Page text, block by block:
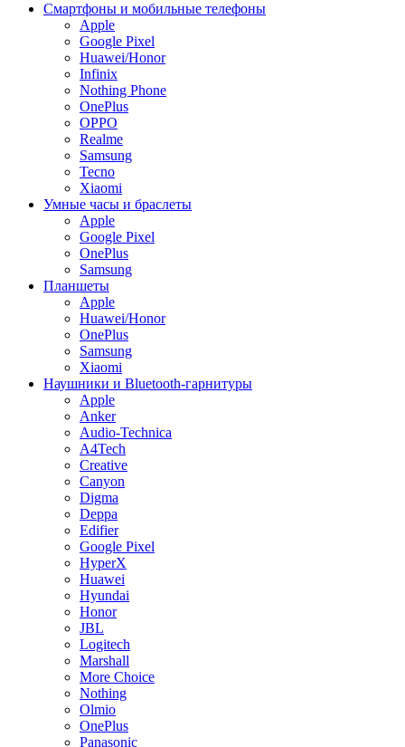
Смартфоны и мобильные телефоны
Apple
Google Pixel
Huawei/Honor
Infinix
Nothing Phone
OnePlus
OPPO
Realme
Samsung
Tecno
Xiaomi
Умные часы и браслеты
Apple
Google Pixel
OnePlus
Samsung
Планшеты
Apple
Huawei/Honor
OnePlus
Samsung
Xiaomi
Наушники и Bluetooth-гарнитуры
Apple
Anker
Audio-Technica
A4Tech
Creative
Canyon
Digma
Deppa
Edifier
Google Pixel
HyperX
Huawei
Hyundai
Honor
JBL
Logitech
Marshall
More Choice
Nothing
Olmio
OnePlus
Panasonic